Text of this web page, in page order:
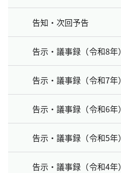
告知・次回予告
告示・議事録（令和8年）
告示・議事録（令和7年）
告示・議事録（令和6年）
告示・議事録（令和5年）
告示・議事録（令和4年）